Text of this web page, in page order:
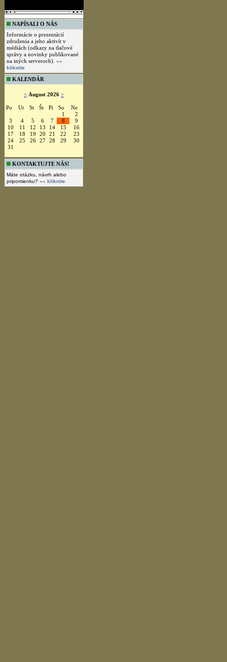
NAPÍSALI O NÁS
Informácie o prezentácií
združenia a jeho aktivít v
médiách (odkazy na tlačové
správy a novinky publikované
na iných serveroch). »»
kliknite
KALENDÁR
< August 2026 >
Po Ut St Št Pi So
Ne
1
2
3
4 5 6 7 8
9
10
11 12 13 14 15
16
17
18 19 20 21 22
23
24
25 26 27 28 29
30
31
KONTAKTUJTE NÁS!
Máte otázku, návrh alebo
pripomienku? »» kliknite